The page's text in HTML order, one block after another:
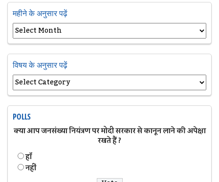
महीने के अनुसार पढ़ें
विषय के अनुसार पढ़ें
POLLS
क्या आप जनसंख्या नियंत्रण पर मोदी सरकार से कानून लाने की अपेक्षा
रखते हैं ?
हॉं
नहीं